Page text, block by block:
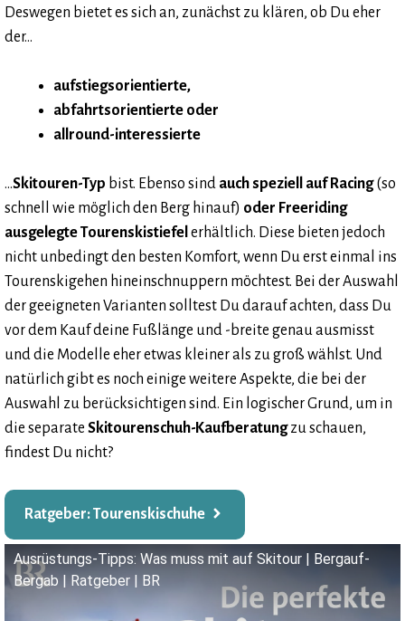
Deswegen bietet es sich an, zunächst zu klären, ob Du eher
der…
aufstiegsorientierte,
abfahrtsorientierte oder
allround-interessierte
…Skitouren-Typ bist. Ebenso sind auch speziell auf Racing(so
schnell wie möglich den Berg hinauf) oder Freeriding
ausgelegte Tourenskistiefel erhältlich. Diese bieten jedoch
nicht unbedingt den besten Komfort, wenn Du erst einmal ins
Tourenskigehen hineinschnuppern möchtest. Bei der Auswahl
der geeigneten Varianten solltest Du darauf achten, dass Du
vor dem Kauf deine Fußlänge und -breite genau ausmisst
und die Modelle eher etwas kleiner als zu groß wählst. Und
natürlich gibt es noch einige weitere Aspekte, die bei der
Auswahl zu berücksichtigen sind. Ein logischer Grund, um in
die separate Skitourenschuh-Kaufberatungzu schauen,
findest Du nicht?
Ratgeber: Tourenskischuhe
Ausrüstungs-Tipps: Was muss mit auf Skitour | Bergauf-
Bergab | Ratgeber | BR